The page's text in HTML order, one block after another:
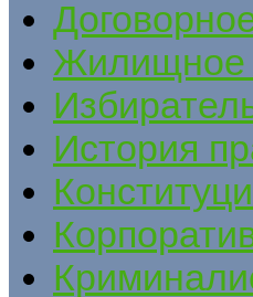
Жилищное
История